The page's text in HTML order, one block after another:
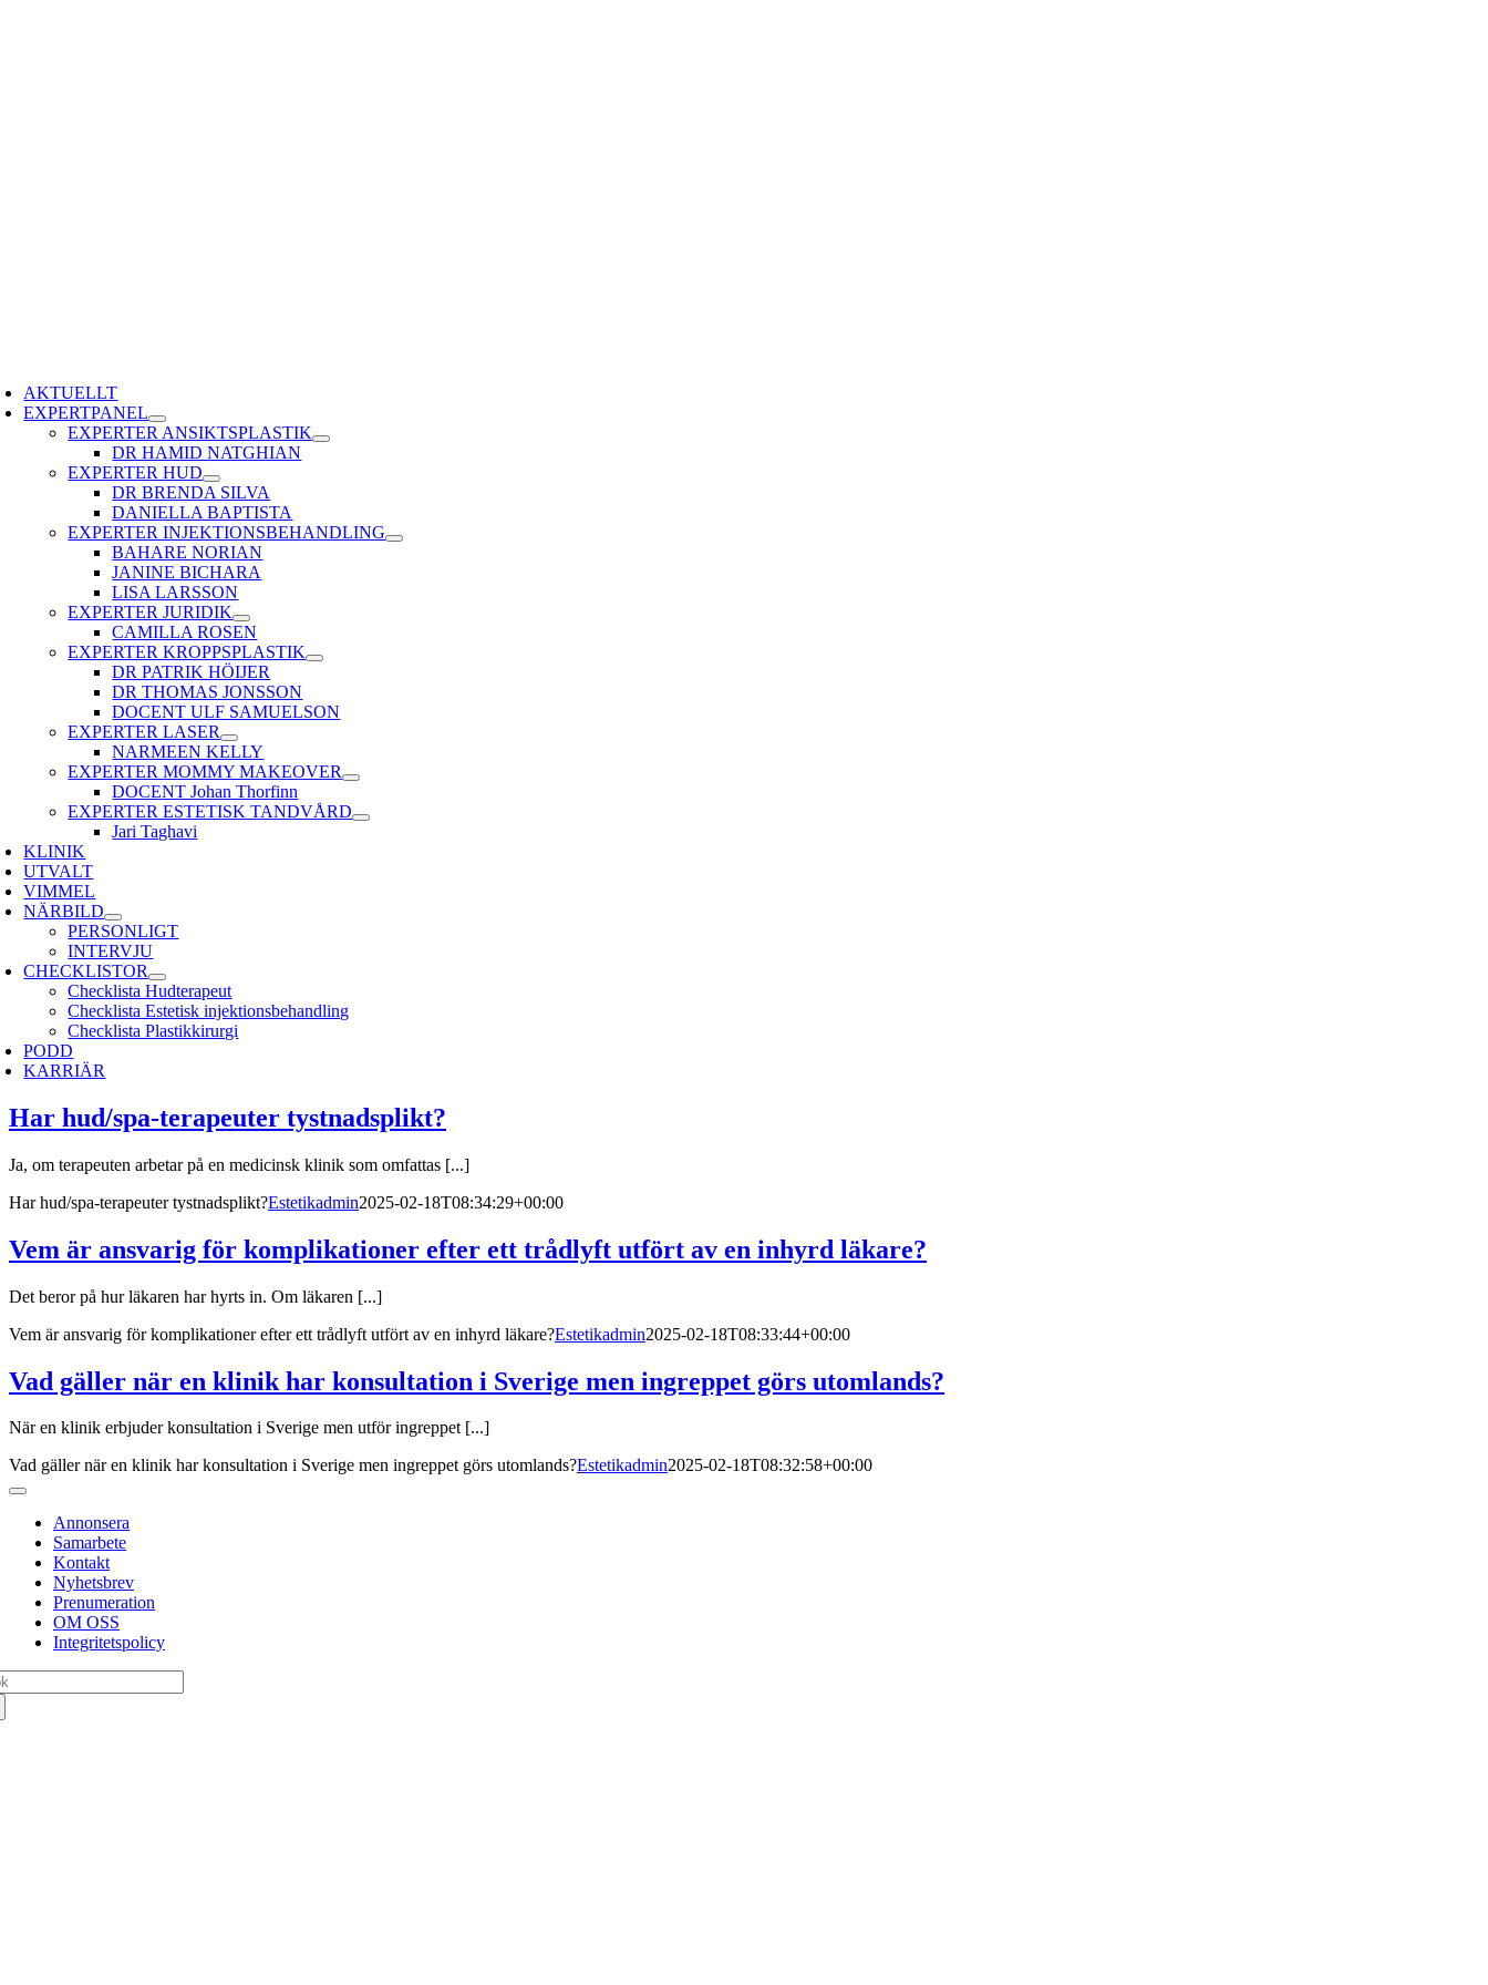
AKTUELLT
EXPERTPANEL
EXPERTER ANSIKTSPLASTIK
DR HAMID NATGHIAN
EXPERTER HUD
DR BRENDA SILVA
DANIELLA BAPTISTA
EXPERTER INJEKTIONSBEHANDLING
BAHARE NORIAN
JANINE BICHARA
LISA LARSSON
EXPERTER JURIDIK
CAMILLA ROSEN
EXPERTER KROPPSPLASTIK
DR PATRIK HÖIJER
DR THOMAS JONSSON
DOCENT ULF SAMUELSON
EXPERTER LASER
NARMEEN KELLY
EXPERTER MOMMY MAKEOVER
DOCENT Johan Thorfinn
EXPERTER ESTETISK TANDVÅRD
Jari Taghavi
KLINIK
UTVALT
VIMMEL
NÄRBILD
PERSONLIGT
INTERVJU
CHECKLISTOR
Checklista Hudterapeut
Checklista Estetisk injektionsbehandling
Checklista Plastikkirurgi
PODD
KARRIÄR
Har hud/spa-terapeuter tystnadsplikt?
Ja, om terapeuten arbetar på en medicinsk klinik som omfattas [...]
Har hud/spa-terapeuter tystnadsplikt?Estetikadmin2025-02-18T08:34:29+00:00
Vem är ansvarig för komplikationer efter ett trådlyft utfört av en inhyrd läkare?
Det beror på hur läkaren har hyrts in. Om läkaren [...]
Vem är ansvarig för komplikationer efter ett trådlyft utfört av en inhyrd läkare?Estetikadmin2025-02-18T08:33:44+00:00
Vad gäller när en klinik har konsultation i Sverige men ingreppet görs utomlands?
När en klinik erbjuder konsultation i Sverige men utför ingreppet [...]
Vad gäller när en klinik har konsultation i Sverige men ingreppet görs utomlands?Estetikadmin2025-02-18T08:32:58+00:00
Toggle
NavigationAnnonsera
Samarbete
Kontakt
Nyhetsbrev
Prenumeration
OM OSS
Integritetspolicy